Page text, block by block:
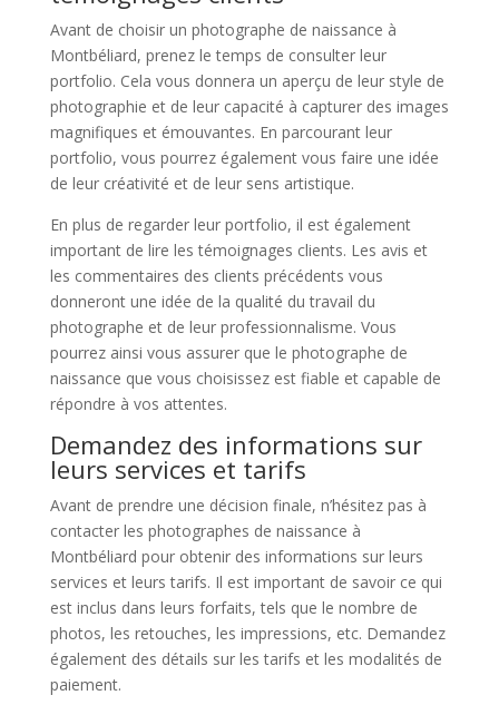
Avant de choisir un photographe de naissance à
Montbéliard, prenez le temps de consulter leur
portfolio. Cela vous donnera un aperçu de leur style de
photographie et de leur capacité à capturer des images
magnifiques et émouvantes. En parcourant leur
portfolio, vous pourrez également vous faire une idée
de leur créativité et de leur sens artistique.
En plus de regarder leur portfolio, il est également
important de lire les témoignages clients. Les avis et
les commentaires des clients précédents vous
donneront une idée de la qualité du travail du
photographe et de leur professionnalisme. Vous
pourrez ainsi vous assurer que le photographe de
naissance que vous choisissez est fiable et capable de
répondre à vos attentes.
Demandez des informations sur
leurs services et tarifs
Avant de prendre une décision finale, n’hésitez pas à
contacter les photographes de naissance à
Montbéliard pour obtenir des informations sur leurs
services et leurs tarifs. Il est important de savoir ce qui
est inclus dans leurs forfaits, tels que le nombre de
photos, les retouches, les impressions, etc. Demandez
également des détails sur les tarifs et les modalités de
paiement.